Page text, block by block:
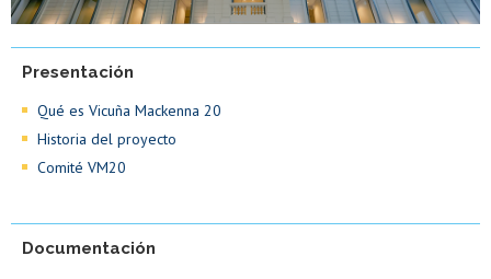
Funcionarias/os
Presentación
Qué es Vicuña Mackenna 20
Historia del proyecto
Comité VM20
Documentación